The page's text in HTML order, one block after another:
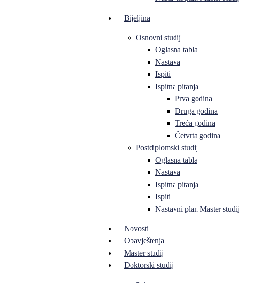
Bijeljina
Osnovni studij
Oglasna tabla
Nastava
Ispiti
Ispitna pitanja
Prva godina
Druga godina
Treća godina
Četvrta godina
Postdiplomski studij
Oglasna tabla
Nastava
Ispitna pitanja
Ispiti
Nastavni plan Master studij
Novosti
Obavještenja
Master studij
Doktorski studij